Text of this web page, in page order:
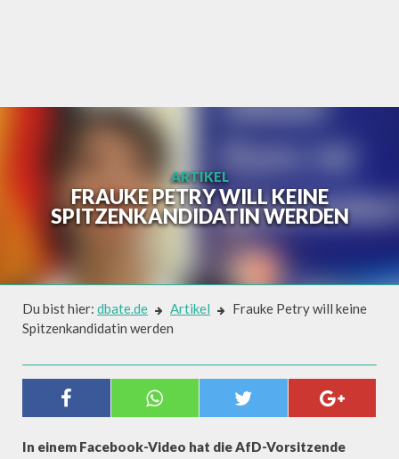
ARTIKEL
FRAUKE PETRY WILL KEINE
SPITZENKANDIDATIN WERDEN
Du bist hier: dbate.de Artikel
Frauke Petry will keine
Spitzenkandidatin werden
FRAUKE PETRY WILL KEINE
SPITZENKANDIDATIN WERDEN
In einem Facebook-Video hat die AfD-Vorsitzende